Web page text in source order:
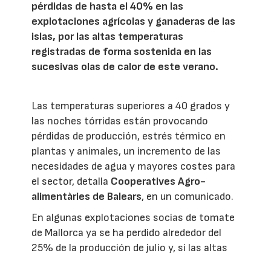
pérdidas de hasta el 40% en las
explotaciones agrícolas y ganaderas de las
islas, por las altas temperaturas
registradas de forma sostenida en las
sucesivas olas de calor de este verano.
Las temperaturas superiores a 40 grados y
las noches tórridas están provocando
pérdidas de producción, estrés térmico en
plantas y animales, un incremento de las
necesidades de agua y mayores costes para
el sector, detalla Cooperatives Agro-
alimentàries de Balears, en un comunicado.
En algunas explotaciones socias de tomate
de Mallorca ya se ha perdido alrededor del
25% de la producción de julio y, si las altas